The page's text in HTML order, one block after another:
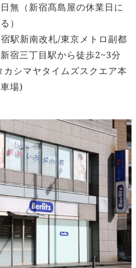
無（新宿髙島屋の休業日に
）
駅新南改札/東京メトロ副都
宿三丁目駅から徒歩2~3分
カシマヤタイムズスクエア本
場)